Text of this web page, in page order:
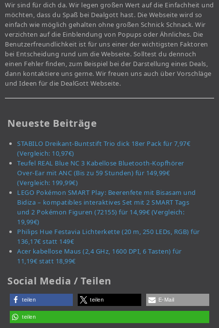
Wir sind für dich da. Wir legen großen Wert auf die Einfachheit und
möchten, dass du Spaß bei Dealgott hast. Die Webseite wird so
einfach wie möglich gehalten ohne großen Schnick Schnack. Wir
verzichten auf die Einblendung von Popups oder Ähnliches. Die
Benutzerfreundlichkeit ist für uns einer der wichtigsten Faktoren
bei Entscheidung rund um die Webseite. Solltest du dennoch
einen Fehler finden, zum Beispiel bei der Darstellung eines Deals,
dann kontaktiere uns gerne. Wir freuen uns auch über Vorschläge
und Ideen für die DealGott Webseite.
Neueste Beiträge
STABILO Dreikant-Buntstift Trio dick 18er Pack für 7,97€
(Vergleich: 10,97€)
Teufel REAL Blue NC 3 Kabellose Bluetooth-Kopfhörer
Over-Ear mit ANC (Bis zu 59 Stunden) für 149,99€
(Vergleich: 199,99€)
LEGO Pokémon SMART Play: Beerenfete mit Bisasam und
Bidiza – kompatibles interaktives Set mit 2 SMART Tags
und 2 Pokémon Figuren (72155) für 14,99€ (Vergleich:
19,99€)
Philips Hue Festavia Lichterkette (20 m, 250 LEDs, RGB) für
136,17€ statt 149€
Acer kabellose Maus (2,4 GHz, 1600 DPI, 6 Tasten) für
11,19€ statt 18,99€
Social Media / Teilen
teilen teilen E-Mail
teilen